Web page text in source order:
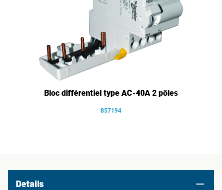
Bloc différentiel type AC-40A 2 pôles
857194
Details